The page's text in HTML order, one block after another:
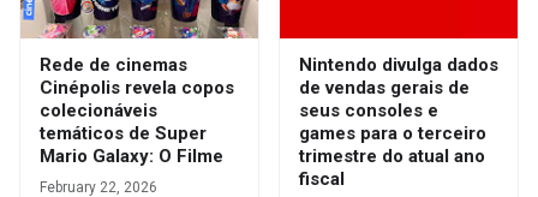
Rede de cinemas
Cinépolis revela copos
colecionáveis
temáticos de Super
Mario Galaxy: O Filme
February 22, 2026
Nintendo divulga dados
de vendas gerais de
seus consoles e
games para o terceiro
trimestre do atual ano
fiscal